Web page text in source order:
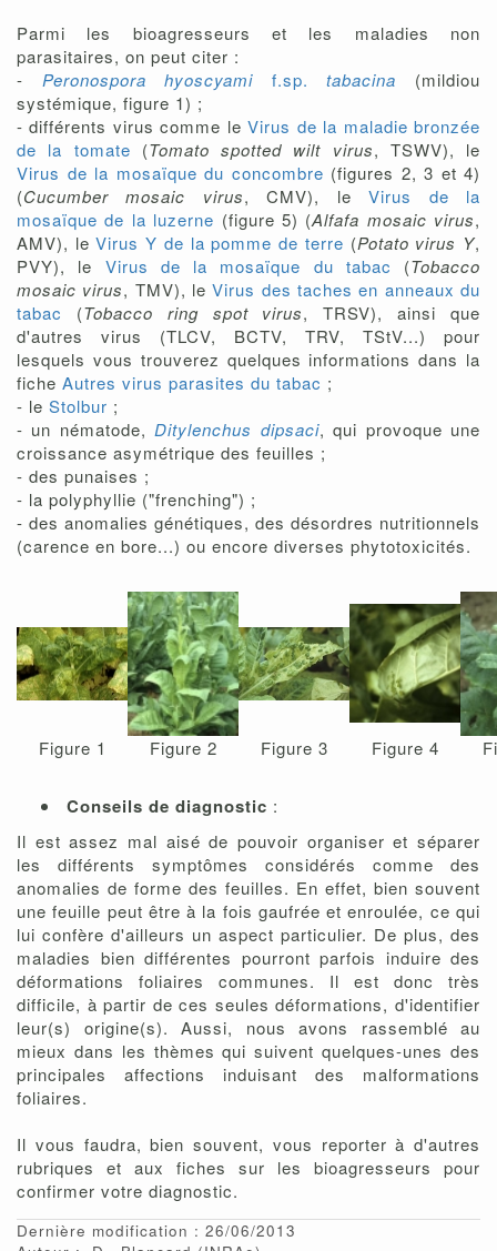
Parmi les bioagresseurs et les maladies non
parasitaires, on peut citer :
- Peronospora hyoscyami f.sp.tabacina (mildiou
systémique, figure 1) ;
- différents virus comme leVirus de la maladie bronzée
de la tomate (Tomato spotted wilt virus, TSWV), le
Virus de la mosaïque du concombre (figures 2, 3 et 4)
(Cucumber mosaic virus, CMV), leVirus de la
mosaïque de la luzerne (figure 5) (Alfafa mosaic virus,
AMV), leVirus Y de la pomme de terre (Potato virus Y,
PVY), le Virus de la mosaïque du tabac (Tobacco
mosaic virus, TMV), leVirus des taches en anneaux du
tabac (Tobacco ring spot virus, TRSV), ainsi que
d'autres virus (TLCV, BCTV, TRV, TStV...) pour
lesquels vous trouverez quelques informations dans la
fiche Autres virus parasites du tabac ;
- le Stolbur ;
- un nématode,Ditylenchus dipsaci, qui provoque une
croissance asymétrique des feuilles ;
- des punaises ;
- la polyphyllie ("frenching") ;
- des anomalies génétiques, des désordres nutritionnels
(carence en bore...) ou encore diverses phytotoxicités.
Figure 1 Figure 2 Figure 3 Figure 4
Conseils de diagnostic :
Il est assez mal aisé de pouvoir organiser et séparer
les différents symptômes considérés comme des
anomalies de forme des feuilles. En effet, bien souvent
une feuille peut être à la fois gaufrée et enroulée, ce qui
lui confère d'ailleurs un aspect particulier. De plus, des
maladies bien différentes pourront parfois induire des
déformations foliaires communes. Il est donc très
difficile, à partir de ces seules déformations, d'identifier
leur(s) origine(s). Aussi, nous avons rassemblé au
mieux dans les thèmes qui suivent quelques-unes des
principales affections induisant des malformations
foliaires.
Il vous faudra, bien souvent, vous reporter à d'autres
rubriques et aux fiches sur les bioagresseurs pour
confirmer votre diagnostic.
Dernière modification : 26/06/2013